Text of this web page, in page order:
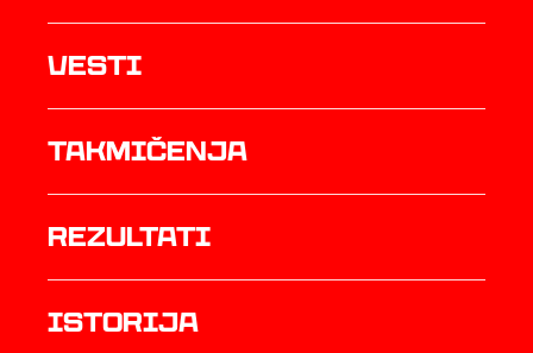
Vesti
Takmičenja
rezultati
istorija